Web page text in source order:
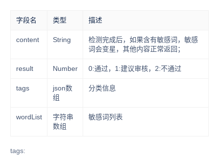
字段名 类型 描述
content String
检测完成后，如果含有敏感词，敏感
词会变星，其他内容正常返回；
result Number 0:通过，1:建议审核，2:不通过
tags
json数
组
分类信息
wordList
字符串
数组
敏感词列表
tags: